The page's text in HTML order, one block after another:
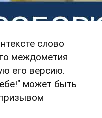
слово
междометия
его версию.
может быть